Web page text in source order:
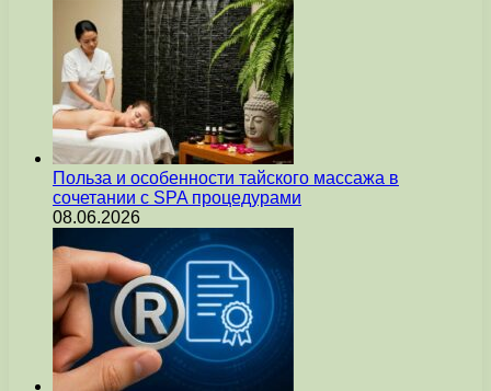
Польза и особенности тайского массажа в
сочетании с SPA процедурами
08.06.2026